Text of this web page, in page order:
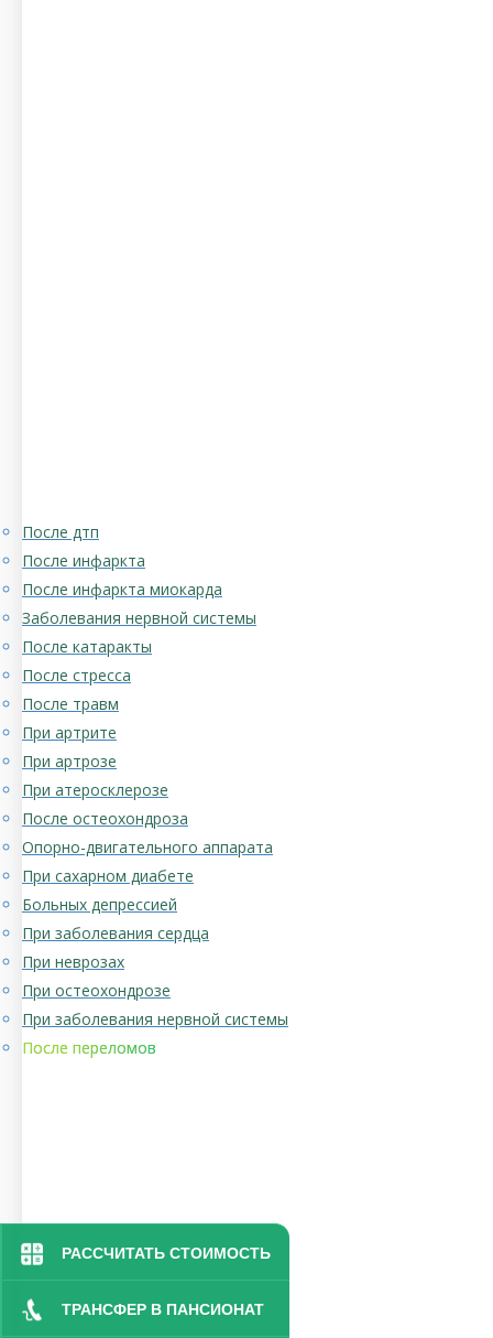
РАССЧИТАТЬ СТОИМОСТЬ
ТРАНСФЕР В ПАНСИОНАТ
После дтп
После инфаркта
После инфаркта миокарда
Заболевания нервной системы
После катаракты
После стресса
После травм
При артрите
При артрозе
При атеросклерозе
После остеохондроза
Опорно-двигательного аппарата
При сахарном диабете
Больных депрессией
При заболевания сердца
При неврозах
При остеохондрозе
При заболевания нервной системы
После переломов